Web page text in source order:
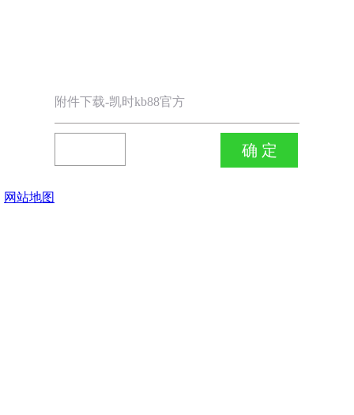
附件下载-凯时kb88官方
网站地图